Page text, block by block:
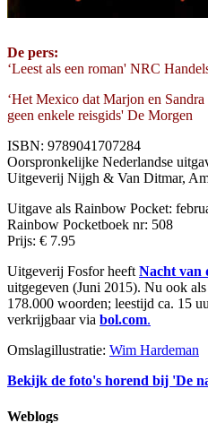
De pers:
‘Leest als een roman' NRC
‘Het Mexico dat Marjon en
geen enkele reisgids' De Morgen
ISBN: 9789041707284
Oorspronkelijke Nederlandse
Uitgeverij Nijgh & Van Ditmar,
Uitgave als Rainbow Pocket:
Rainbow Pocketboek nr: 508
Prijs: € 7.95
Uitgeverij Fosfor heeft Nacht van
uitgegeven (Juni 2015). Nu ook
178.000 woorden; leestijd ca. 15
verkrijgbaar via bol.com.
Omslagillustratie: Wim Hardeman
Bekijk de foto's horend bij 'De
Weblogs